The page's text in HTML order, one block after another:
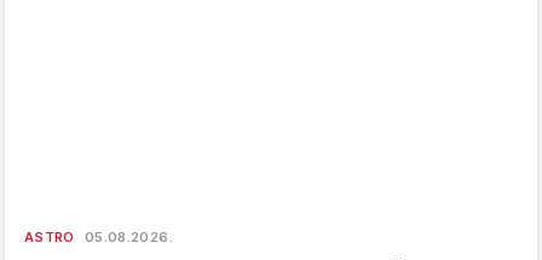
ASTRO 05.08.2026.